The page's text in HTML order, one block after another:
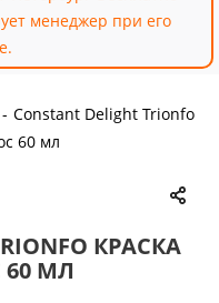
менеджер при его
- Constant Delight Trionfo
60 мл
КРАСКА
МЛ